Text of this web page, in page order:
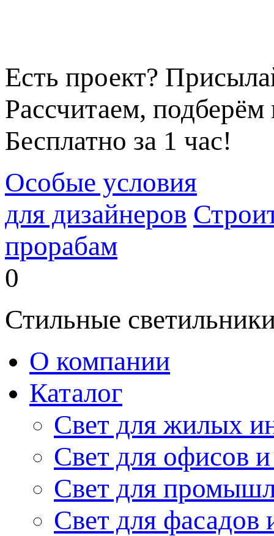
Есть проект?
Рассчитаем,
Бесплатно за 1 час!
Особые условия
для дизайнеров
прорабам
0
Стильные
О компании
Каталог
Свет для жилых
Свет для офисов
Свет для
Свет для фасадов